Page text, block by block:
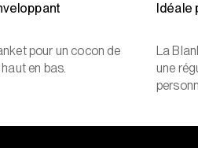
pour un cocon de
en bas.
La
une